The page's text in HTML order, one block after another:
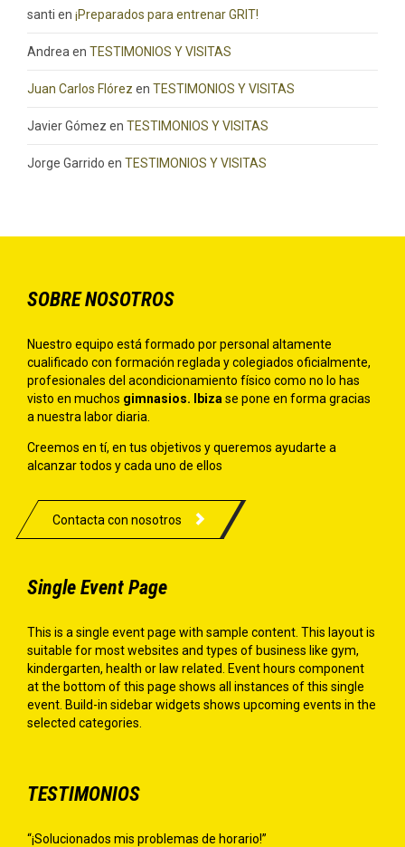
santi en ¡Preparados para entrenar GRIT!
Andreaen TESTIMONIOS Y VISITAS
Juan Carlos Flórez en TESTIMONIOS Y VISITAS
Javier Gómez en TESTIMONIOS Y VISITAS
Jorge Garrido en TESTIMONIOS Y VISITAS
SOBRE NOSOTROS
Nuestro equipo está formado por personal altamente
cualificado con formación reglada y colegiados oficialmente,
profesionales del acondicionamiento físico como no lo has
visto en muchos gimnasios. Ibizase pone en forma gracias
a nuestra labor diaria.
Creemos en tí, en tus objetivos y queremos ayudarte a
alcanzar todos y cada uno de ellos
Contacta con nosotros 
Single Event Page
This is a single event page with sample content. This layout is
suitable for most websites and types of business like gym,
kindergarten, health or law related. Event hours component
at the bottom of this page shows all instances of this single
event. Build-in sidebar widgets shows upcoming events in the
selected categories.
TESTIMONIOS
“¡Solucionados mis problemas de horario!”